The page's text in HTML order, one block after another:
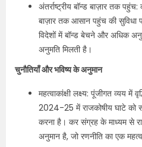
अंतर्राष्ट्रीय बॉन्ड बाज़ार तक पहुंच:
बाज़ार तक आसान पहुंच की सुविधा
विदेशों में बॉन्ड बेचने और अधिक
अनुमति मिलती है।
चुनौतियाँ और भविष्य के अनुमान
महत्वाकांक्षी लक्ष्य: पूंजीगत व्यय में
2024-25 में राजकोषीय घाटे
करना है। कर संग्रह के माध्यम से
अनुमान है, जो रणनीति का एक